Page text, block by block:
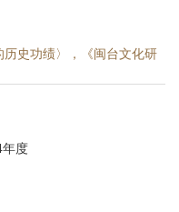
历史功绩〉，《闽台文化研
度